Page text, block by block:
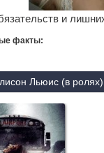
и
факты:
Льюис (в ролях)